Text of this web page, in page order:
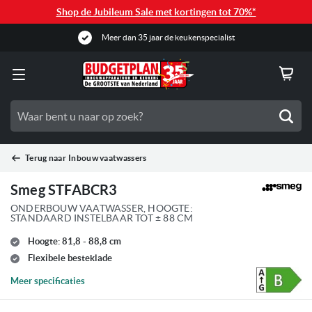
Shop de Jubileum Sale met kortingen tot 70%*
Meer dan 35 jaar de keukenspecialist
Terug naar Inbouw vaatwassers
Smeg STFABCR3
ONDERBOUW VAATWASSER, HOOGTE:
STANDAARD INSTELBAAR TOT ± 88 CM
Hoogte: 81,8 - 88,8 cm
Flexibele besteklade
Meer specificaties